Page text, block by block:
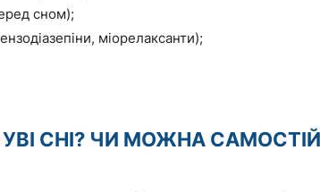
сном);
міорелаксанти);
СНІ? ЧИ МОЖНА